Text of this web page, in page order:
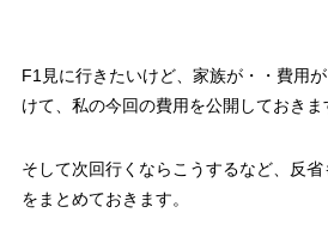
F1見に行きたいけど、家族が・・費用
けて、私の今回の費用を公開しておきま
そして次回行くならこうするなど、反
をまとめておきます。